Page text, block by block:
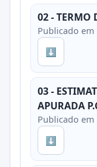
02 - TERMO
Publicado em
⬇
03 -
APURADA
Publicado em
⬇